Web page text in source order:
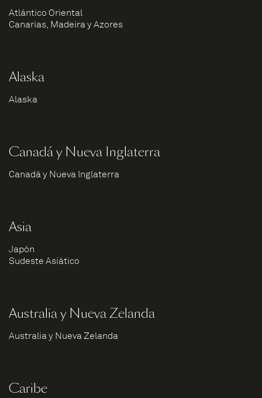
Atlántico Oriental
Canarias, Madeira y Azores
Alaska
Alaska
Canadá y Nueva Inglaterra
Canadá y Nueva Inglaterra
Asia
Japón
Sudeste Asiático
Australia y Nueva Zelanda
Australia y Nueva Zelanda
Caribe